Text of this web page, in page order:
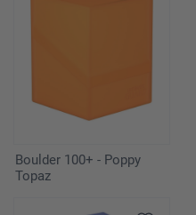
Boulder 100+ - Poppy
Topaz